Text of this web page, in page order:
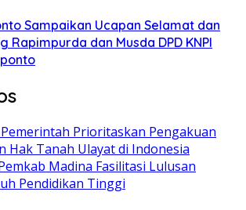
Sampaikan Ucapan Selamat dan
Rapimpurda dan Musda DPD KNPI
Pemerintah Prioritaskan Pengakuan
Hak Tanah Ulayat di Indonesia
Madina Fasilitasi Lulusan
Pendidikan Tinggi